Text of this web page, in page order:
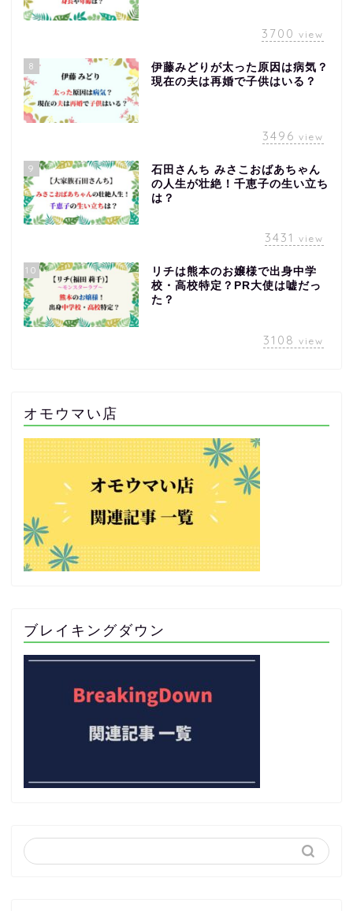
3700 view
8
伊藤みどりが太った原因は病気？
現在の夫は再婚で子供はいる？
3496 view
9
石田さんち みさこおばあちゃん
の人生が壮絶！千恵子の生い立ち
は？
3431 view
10
リチは熊本のお嬢様で出身中学
校・高校特定？PR大使は嘘だっ
た？
3108 view
オモウマい店
ブレイキングダウン